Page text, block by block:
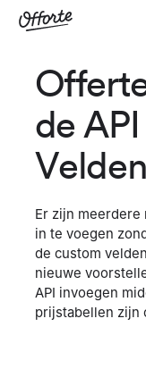
de
Velden
Er zijn
in te voegen
de custom
nieuwe
API invoegen
prijstabellen zijn